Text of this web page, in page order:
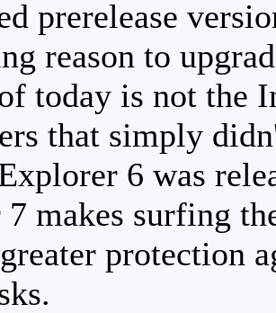
prerelease
reason to
today is not the
that simply
6 was
makes surfing
protection